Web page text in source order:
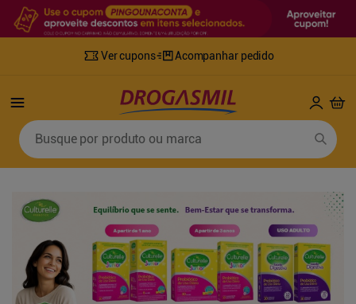
Ver cupons Acompanhar pedido
Busque por produto ou marca
Termos mais buscados
3º
retinol
fralda geriatrica
5º desodorante
8
º
tylenol
fralda xg
10º shampoo